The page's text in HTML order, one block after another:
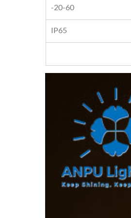
-20-60
IP65